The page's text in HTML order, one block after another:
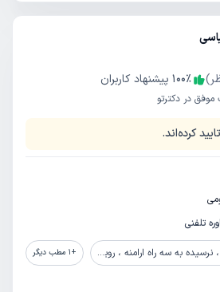
100٪
پیشنهاد کاربران
موفق در دکترتو
کرده‌اند.
تلفنی
ساسان ، ساختمان پزشکان حاتم ، طبقه آخر ، کلینیک روانشناسی محمود عاجلو (کلینیک هیومن) +
1 مطب دیگر